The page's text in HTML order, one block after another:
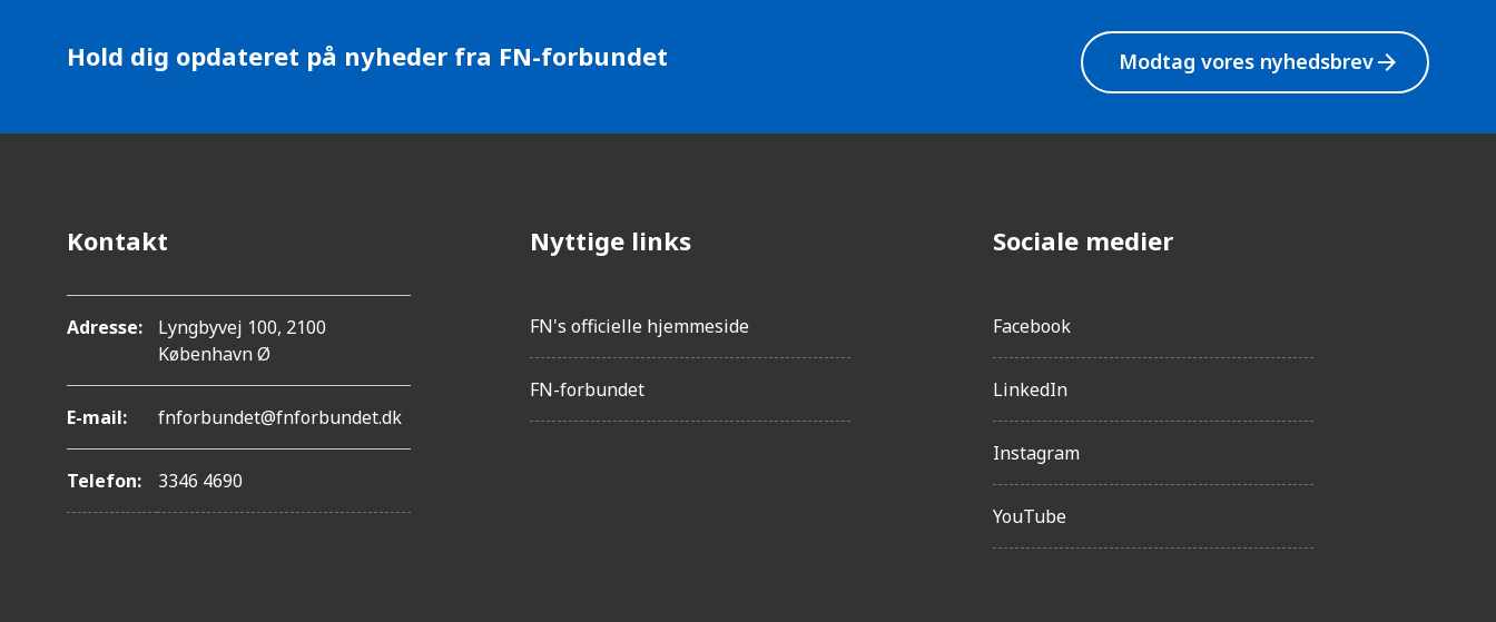
Hold dig opdateret på nyheder fra FN-forbundet Modtag vores nyhedsbrevarrow_forward
Kontakt
Adresse:
Lyngbyvej 100, 2100
København Ø
E-mail: fnforbundet@fnforbundet.dk
Telefon: 3346 4690
Nyttige links
FN's officielle hjemmeside
FN-forbundet
Sociale medier
Facebook
LinkedIn
Instagram
YouTube